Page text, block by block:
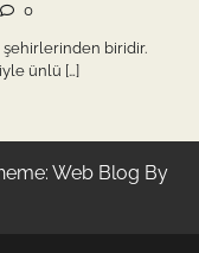
0
şehirlerinden biridir.
ünlü […]
Web Blog By